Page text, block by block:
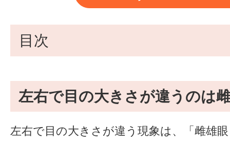
目次
左右で目の大きさが違うのは
左右で目の大きさが違う現象は、「雌雄